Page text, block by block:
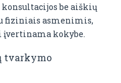
be aiškių
fiziniais asmenimis,
įvertinama kokybe.
tvarkymo